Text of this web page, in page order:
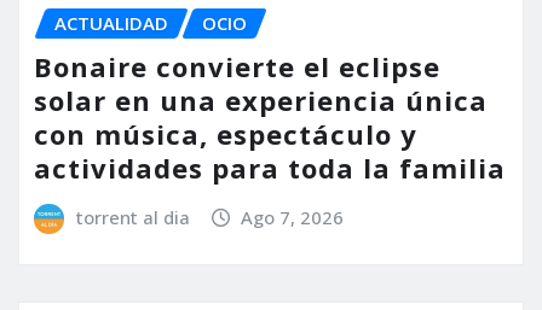
ACTUALIDAD OCIO
Bonaire convierte el eclipse
solar en una experiencia única
con música, espectáculo y
actividades para toda la familia
torrent al dia Ago 7, 2026